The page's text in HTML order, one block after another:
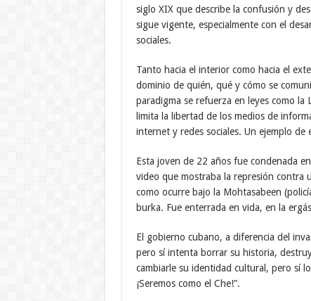
siglo XIX que describe la confusión y
sigue vigente, especialmente con el
sociales.
Tanto hacia el interior como hacia el
dominio de quién, qué y cómo se
paradigma se refuerza en leyes como
limita la libertad de los medios de
internet y redes sociales. Un ejemplo
Esta joven de 22 años fue condenada
video que mostraba la represión contra
como ocurre bajo la Mohtasabeen
burka. Fue enterrada en vida, en la
El gobierno cubano, a diferencia del
pero sí intenta borrar su historia,
cambiarle su identidad cultural, pero sí
¡Seremos como el Che!”.